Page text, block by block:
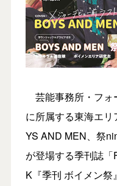
芸能事務所・フォ
に所属する東海エ
YS AND MEN、祭
が登場する季刊誌「
K『季刊 ボイメン祭